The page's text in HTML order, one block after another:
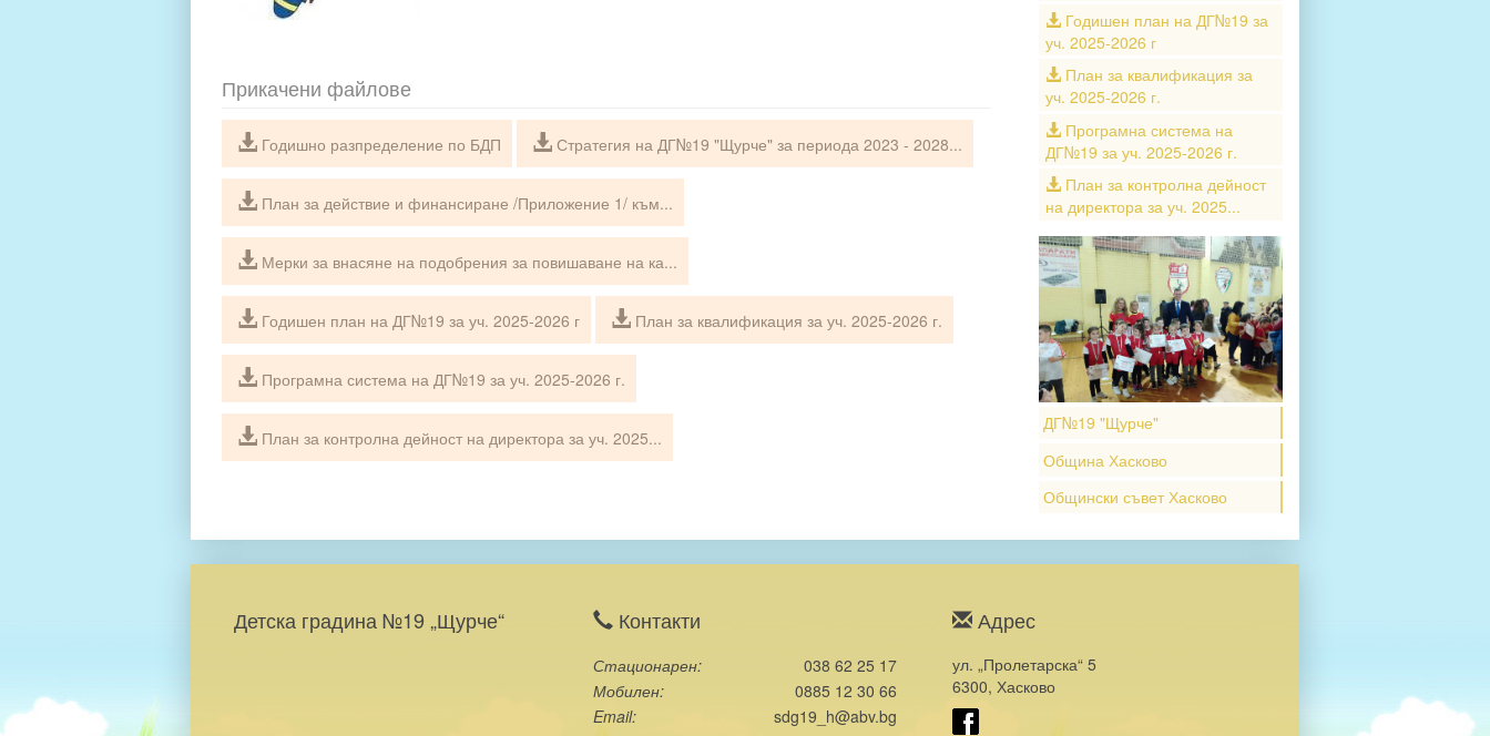
Прикачени файлове
Годишно разпределение по БДП Стратегия на ДГ№19 "Щурче" за периода 2023 - 2028...
План за действие и финансиране /Приложение 1/ към...
Мерки за внасяне на подобрения за повишаване на ка...
Годишен план на ДГ№19 за уч. 2025-2026 г План за квалификация за уч. 2025-2026 г.
Програмна система на ДГ№19 за уч. 2025-2026 г.
План за контролна дейност на директора за уч. 2025...
Годишен план на ДГ№19 за
уч. 2025-2026 г
План за квалификация за
уч. 2025-2026 г.
Програмна система на
ДГ№19 за уч. 2025-2026 г.
План за контролна дейност
на директора за уч. 2025...
ДГ№19 "Щурче"
Община Хасково
Общински съвет Хасково
Детска градина №19 „Щурче“ Контакти
Стационарен
038 62 25 17
Мобилен
0885 12 30 66
Email
sdg19_h@abv.bg
Адрес
ул. „Пролетарска“ 5
6300, Хасково